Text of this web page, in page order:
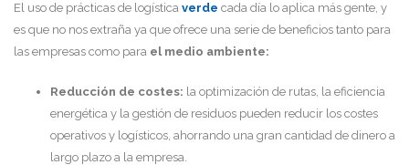
El uso de prácticas de logística verde cada día lo aplica más gente, y
es que no nos extraña ya que ofrece una serie de beneficios tanto para
las empresas como para el medio ambiente:
Reducción de costes: la optimización de rutas, la eficiencia
energética y la gestión de residuos pueden reducir los costes
operativos y logísticos, ahorrando una gran cantidad de dinero a
largo plazo a la empresa.